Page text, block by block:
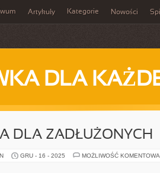
Artykuły Kategorie Nowości
DLA
DLA ZADŁUŻONYCH
GRU - 16 - 2025 MOŻLIWOŚĆ